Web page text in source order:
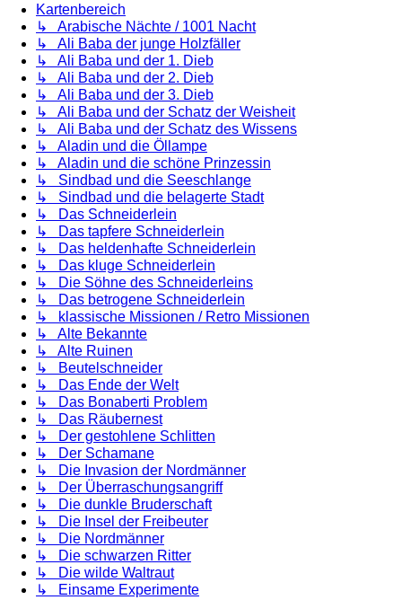
Kartenbereich
↳ Arabische Nächte / 1001 Nacht
↳ Ali Baba der junge Holzfäller
↳ Ali Baba und der 1. Dieb
↳ Ali Baba und der 2. Dieb
↳ Ali Baba und der 3. Dieb
↳ Ali Baba und der Schatz der Weisheit
↳ Ali Baba und der Schatz des Wissens
↳ Aladin und die Öllampe
↳ Aladin und die schöne Prinzessin
↳ Sindbad und die Seeschlange
↳ Sindbad und die belagerte Stadt
↳ Das Schneiderlein
↳ Das tapfere Schneiderlein
↳ Das heldenhafte Schneiderlein
↳ Das kluge Schneiderlein
↳ Die Söhne des Schneiderleins
↳ Das betrogene Schneiderlein
↳ klassische Missionen / Retro Missionen
↳ Alte Bekannte
↳ Alte Ruinen
↳ Beutelschneider
↳ Das Ende der Welt
↳ Das Bonaberti Problem
↳ Das Räubernest
↳ Der gestohlene Schlitten
↳ Der Schamane
↳ Die Invasion der Nordmänner
↳ Der Überraschungsangriff
↳ Die dunkle Bruderschaft
↳ Die Insel der Freibeuter
↳ Die Nordmänner
↳ Die schwarzen Ritter
↳ Die wilde Waltraut
↳ Einsame Experimente